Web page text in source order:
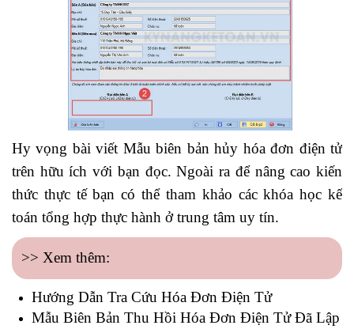
Hy vọng bài viết Mẫu biên bản hủy hóa đơn điện tử
trên hữu ích với bạn đọc. Ngoài ra để nâng cao kiến
thức thực tế bạn có thể tham khảo các khóahọc kế
toán tổng hợp thực hành ở trung tâm uy tín.
>> Xem thêm:
Hướng Dẫn Tra Cứu Hóa Đơn Điện Tử
Mẫu Biên Bản Thu Hồi Hóa Đơn Điện Tử Đã Lập